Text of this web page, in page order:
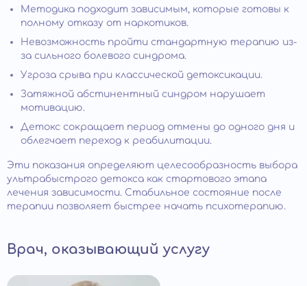
Методика подходит зависимым, которые готовы к
полному отказу от наркотиков.
Невозможность пройти стандартную терапию из-
за сильного болевого синдрома.
Угроза срыва при классической детоксикации.
Затяжной абстинентный синдром нарушает
мотивацию.
Детокс сокращает период отмены до одного дня и
облегчает переход к реабилитации.
Эти показания определяют целесообразность выбора
ультрабыстрого детокса как стартового этапа
лечения зависимости. Стабильное состояние после
терапии позволяет быстрее начать психотерапию.
Врач, оказывающий услугу